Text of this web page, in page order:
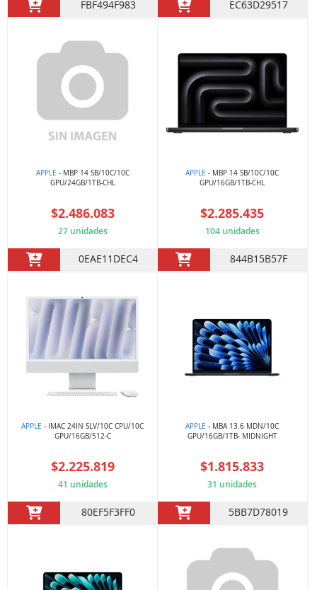
FBF494F983 EC63D29517
APPLE - MBP 14 SB/10C/10C
GPU/24GB/1TB-CHL
$2.486.083
27 unidades
0EAE11DEC4
APPLE - MBP 14 SB/10C/10C
GPU/16GB/1TB-CHL
$2.285.435
104 unidades
844B15B57F
APPLE - IMAC 24IN SLV/10C CPU/10C
GPU/16GB/512-C
$2.225.819
41 unidades
80EF5F3FF0
APPLE - MBA 13.6 MDN/10C
GPU/16GB/1TB- MIDNIGHT
$1.815.833
31 unidades
5BB7D78019